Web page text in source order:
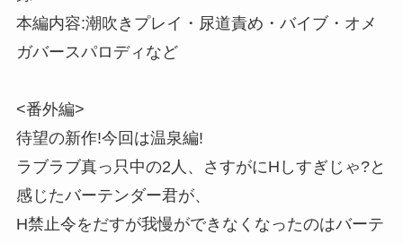
本編内容:潮吹きプレイ・尿道責め・バイブ・オメ
ガバースパロディなど
<番外編>
待望の新作!今回は温泉編!
ラブラブ真っ只中の2人、さすがにHしすぎじゃ?と
感じたバーテンダー君が、
H禁止令をだすが我慢ができなくなったのはバーテ